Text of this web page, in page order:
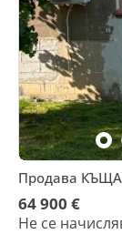
Продава
64 900 €
Не се